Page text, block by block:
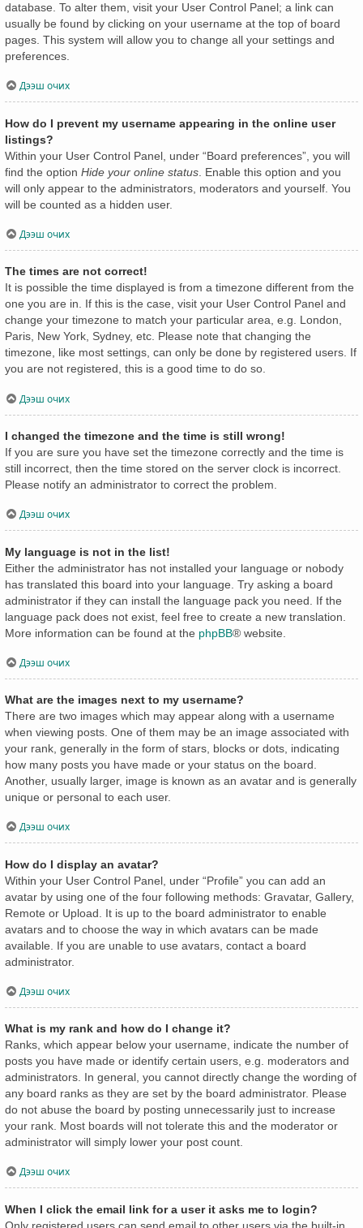
database. To alter them, visit your User Control Panel; a link can
usually be found by clicking on your username at the top of board
pages. This system will allow you to change all your settings and
preferences.
Дээш очих
How do I prevent my username appearing in the online user
listings?
Within your User Control Panel, under “Board preferences”, you will
find the option Hide your online status . Enable this option and you
will only appear to the administrators, moderators and yourself. You
will be counted as a hidden user.
Дээш очих
The times are not correct!
It is possible the time displayed is from a timezone different from the
one you are in. If this is the case, visit your User Control Panel and
change your timezone to match your particular area, e.g. London,
Paris, New York, Sydney, etc. Please note that changing the
timezone, like most settings, can only be done by registered users. If
you are not registered, this is a good time to do so.
Дээш очих
I changed the timezone and the time is still wrong!
If you are sure you have set the timezone correctly and the time is
still incorrect, then the time stored on the server clock is incorrect.
Please notify an administrator to correct the problem.
Дээш очих
My language is not in the list!
Either the administrator has not installed your language or nobody
has translated this board into your language. Try asking a board
administrator if they can install the language pack you need. If the
language pack does not exist, feel free to create a new translation.
More information can be found at the phpBB® website.
Дээш очих
What are the images next to my username?
There are two images which may appear along with a username
when viewing posts. One of them may be an image associated with
your rank, generally in the form of stars, blocks or dots, indicating
how many posts you have made or your status on the board.
Another, usually larger, image is known as an avatar and is generally
unique or personal to each user.
Дээш очих
How do I display an avatar?
Within your User Control Panel, under “Profile” you can add an
avatar by using one of the four following methods: Gravatar, Gallery,
Remote or Upload. It is up to the board administrator to enable
avatars and to choose the way in which avatars can be made
available. If you are unable to use avatars, contact a board
administrator.
Дээш очих
What is my rank and how do I change it?
Ranks, which appear below your username, indicate the number of
posts you have made or identify certain users, e.g. moderators and
administrators. In general, you cannot directly change the wording of
any board ranks as they are set by the board administrator. Please
do not abuse the board by posting unnecessarily just to increase
your rank. Most boards will not tolerate this and the moderator or
administrator will simply lower your post count.
Дээш очих
When I click the email link for a user it asks me to login?